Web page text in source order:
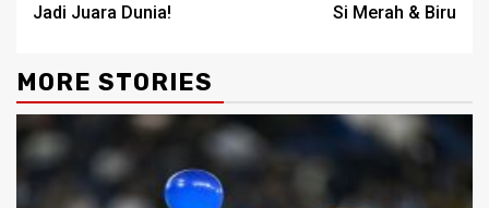
Jadi Juara Dunia!
Si Merah & Biru
MORE STORIES